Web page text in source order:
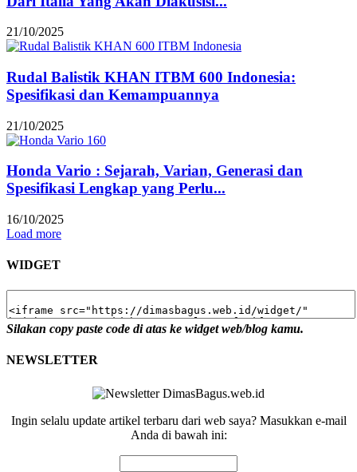
21/10/2025
Rudal Balistik KHAN ITBM 600 Indonesia:
Spesifikasi dan Kemampuannya
21/10/2025
Honda Vario : Sejarah, Varian, Generasi dan
Spesifikasi Lengkap yang Perlu...
16/10/2025
Load more
WIDGET
Silakan copy paste code di atas ke widget web/blog kamu.
NEWSLETTER
Ingin selalu update artikel terbaru dari web saya? Masukkan e-mail
Anda di bawah ini: